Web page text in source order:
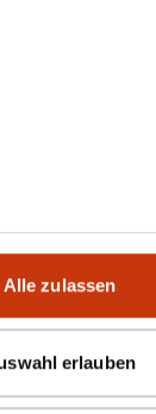
Alle zulassen
erlauben